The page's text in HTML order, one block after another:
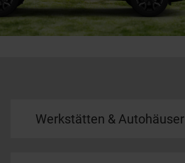
Werkstätten & Autohäuser